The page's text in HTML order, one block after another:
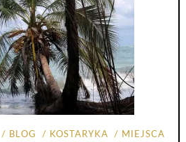
BLOG KOSTARYKA MIEJSCA